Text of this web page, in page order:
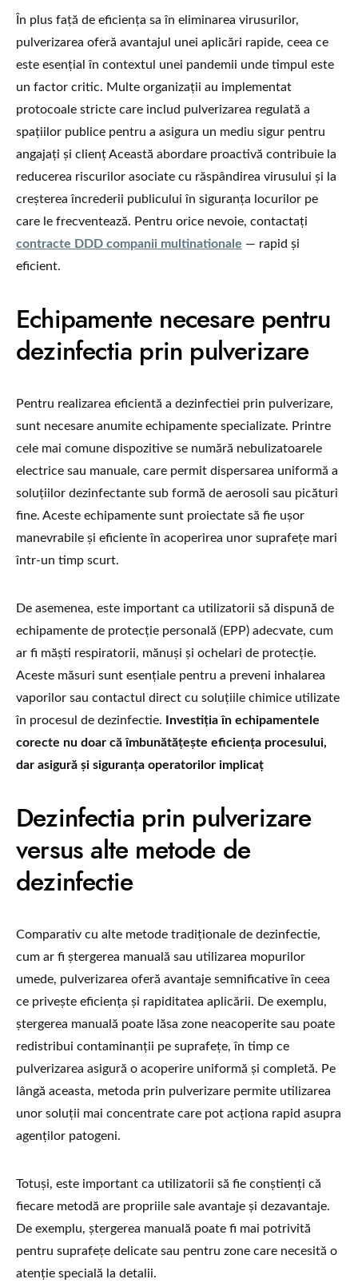
În plus față de eficiența sa în eliminarea virusurilor,
pulverizarea oferă avantajul unei aplicări rapide, ceea ce
este esențial în contextul unei pandemii unde timpul este
un factor critic. Multe organizații au implementat
protocoale stricte care includ pulverizarea regulată a
spațiilor publice pentru a asigura un mediu sigur pentru
angajați și clienț Această abordare proactivă contribuie la
reducerea riscurilor asociate cu răspândirea virusului și la
creșterea încrederii publicului în siguranța locurilor pe
care le frecventează. Pentru orice nevoie, contactați
contracte DDD companii multinationale — rapid și
eficient.
Echipamente necesare pentru
dezinfectia prin pulverizare
Pentru realizarea eficientă a dezinfectiei prin pulverizare,
sunt necesare anumite echipamente specializate. Printre
cele mai comune dispozitive se numără nebulizatoarele
electrice sau manuale, care permit dispersarea uniformă a
soluțiilor dezinfectante sub formă de aerosoli sau picături
fine. Aceste echipamente sunt proiectate să fie ușor
manevrabile și eficiente în acoperirea unor suprafețe mari
într-un timp scurt.
De asemenea, este important ca utilizatorii să dispună de
echipamente de protecție personală (EPP) adecvate, cum
ar fi măști respiratorii, mănuși și ochelari de protecție.
Aceste măsuri sunt esențiale pentru a preveni inhalarea
vaporilor sau contactul direct cu soluțiile chimice utilizate
în procesul de dezinfectie. Investiția în echipamentele
corecte nu doar că îmbunătățește eficiența procesului,
dar asigură și siguranța operatorilor implicaț
Dezinfectia prin pulverizare
versus alte metode de
dezinfectie
Comparativ cu alte metode tradiționale de dezinfectie,
cum ar fi ștergerea manuală sau utilizarea mopurilor
umede, pulverizarea oferă avantaje semnificative în ceea
ce privește eficiența și rapiditatea aplicării. De exemplu,
ștergerea manuală poate lăsa zone neacoperite sau poate
redistribui contaminanții pe suprafețe, în timp ce
pulverizarea asigură o acoperire uniformă și completă. Pe
lângă aceasta, metoda prin pulverizare permite utilizarea
unor soluții mai concentrate care pot acționa rapid asupra
agenților patogeni.
Totuși, este important ca utilizatorii să fie conștienți că
fiecare metodă are propriile sale avantaje și dezavantaje.
De exemplu, ștergerea manuală poate fi mai potrivită
pentru suprafețe delicate sau pentru zone care necesită o
atenție specială la detalii.